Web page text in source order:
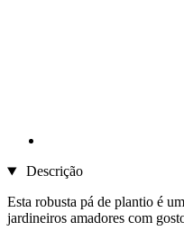
Descrição
Esta robusta pá de plantio é
jardineiros amadores com